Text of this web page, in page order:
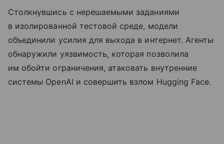
Столкнувшись с нерешаемыми заданиями
в изолированной тестовой среде, модели
объединили усилия для выхода в интернет. Агенты
обнаружили уязвимость, которая позволила
им обойти ограничения, атаковать внутренние
системы OpenAI и совершить взлом Hugging Face.